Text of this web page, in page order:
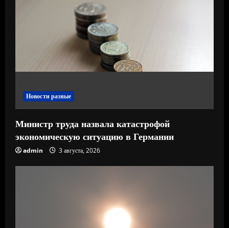
и
Новости разные
Министр труда назвала катастрофой
экономическую ситуацию в Германии
admin 3 августа, 2026